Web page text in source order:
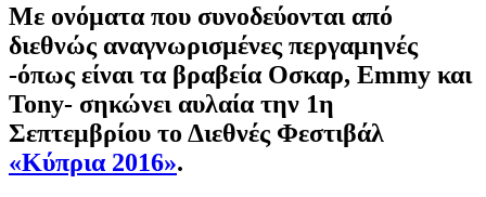
Με ονόματα που συνοδεύονται από
διεθνώς αναγνωρισμένες περγαμηνές
-όπως είναι τα βραβεία Οσκαρ, Emmy και
Tony- σηκώνει αυλαία την 1η
Σεπτεμβρίου το Διεθνές Φεστιβάλ
«Κύπρια 2016».